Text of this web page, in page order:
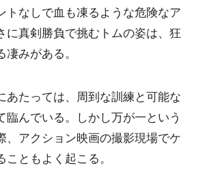
トなしで血も凍るような危険なア
に真剣勝負で挑むトムの姿は、狂
みがある。
あたっては、周到な訓練と可能な
臨んでいる。しかし万が一という
、アクション映画の撮影現場でケ
ともよく起こる。